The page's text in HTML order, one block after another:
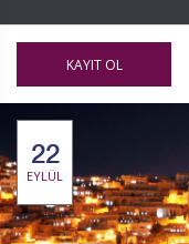
KAYIT OL
22
EYLÜL